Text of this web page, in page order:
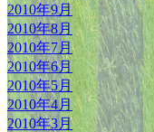
2010年9月
2010年8月
2010年7月
2010年6月
2010年5月
2010年4月
2010年3月